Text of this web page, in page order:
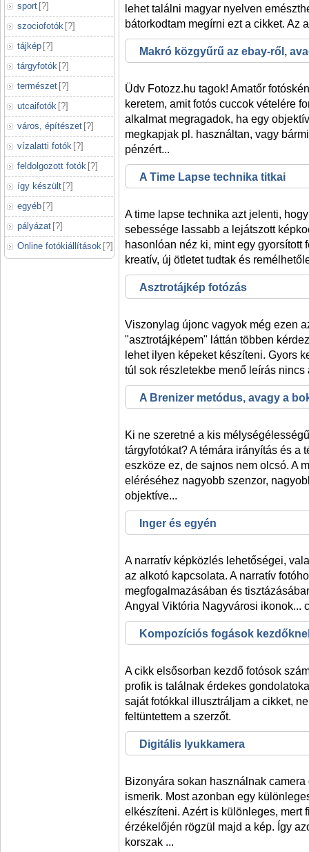
sport [?]
szociofotók [?]
tájkép [?]
tárgyfotók [?]
természet [?]
utcaifotók [?]
város, építészet [?]
vízalatti fotók [?]
feldolgozott fotók [?]
így készült [?]
egyéb [?]
pályázat [?]
Online fotókiállítások [?]
lehet találni magyar nyelven
bátorkodtam megírni ezt a cikket. Az
Makró közgyűrű az ebay-ről,
Üdv Fotozz.hu tagok! Amatőr
keretem, amit fotós cuccok vételére
alkalmat megragadok, ha egy
megkapjak pl. használtan, vagy
pénzért...
A Time Lapse technika titkai
A time lapse technika azt jelenti,
sebessége lassabb a lejátszott
hasonlóan néz ki, mint egy gyorsított
kreatív, új ötletet tudtak és
Asztrotájkép fotózás
Viszonylag újonc vagyok még ezen
"asztrotájképem" láttán többen
lehet ilyen képeket készíteni. Gyors
túl sok részletekbe menő leírás
A Brenizer metódus, avagy a
Ki ne szeretné a kis
tárgyfotókat? A témára irányítás és a
eszköze ez, de sajnos nem olcsó. A
eléréséhez nagyobb szenzor,
objektíve...
Inger és egyén
A narratív képközlés lehetőségei,
az alkotó kapcsolata. A narratív
megfogalmazásában és
Angyal Viktória Nagyvárosi ikonok...
Kompozíciós fogások
A cikk elsősorban kezdő fotósok
profik is találnak érdekes
saját fotókkal illusztráljam a cikket,
feltüntettem a szerzőt.
Digitális lyukkamera
Bizonyára sokan használnak
ismerik. Most azonban egy
elkészíteni. Azért is különleges, mert
érzékelőjén rögzül majd a kép. Így
korszak ...